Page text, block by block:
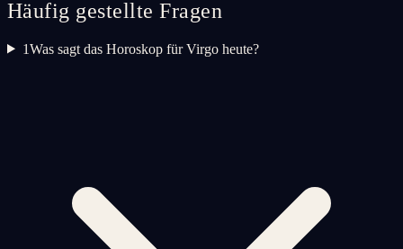
Häufig gestellte Fragen
1Was sagt das Horoskop für Virgo heute?